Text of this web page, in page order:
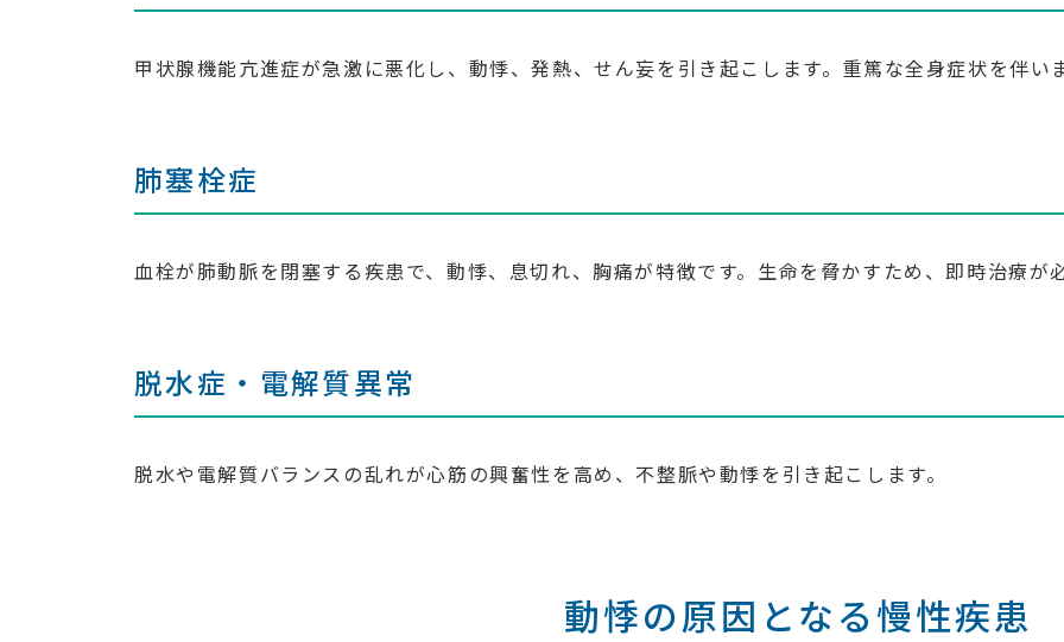
甲状腺機能亢進症が急激に悪化し、動悸、発熱、せん妄を引き起こします。重篤な全身症状を伴いま
肺塞栓症
血栓が肺動脈を閉塞する疾患で、動悸、息切れ、胸痛が特徴です。生命を脅かすため、即時治療が必
脱水症・電解質異常
脱水や電解質バランスの乱れが心筋の興奮性を高め、不整脈や動悸を引き起こします。
動悸の原因となる慢性疾患